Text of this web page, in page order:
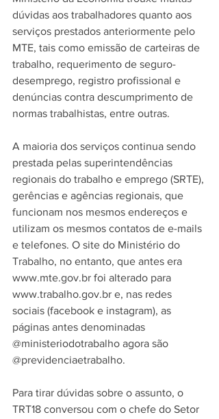
dúvidas aos trabalhadores quanto aos
serviços prestados anteriormente pelo
MTE, tais como emissão de carteiras de
trabalho, requerimento de seguro-
desemprego, registro profissional e
denúncias contra descumprimento de
normas trabalhistas, entre outras.
A maioria dos serviços continua sendo
prestada pelas superintendências
regionais do trabalho e emprego (SRTE),
gerências e agências regionais, que
funcionam nos mesmos endereços e
utilizam os mesmos contatos de e-mails
e telefones. O site do Ministério do
Trabalho, no entanto, que antes era
www.mte.gov.br foi alterado para
www.trabalho.gov.br e, nas redes
sociais (facebook e instagram), as
páginas antes denominadas
@ministeriodotrabalho agora são
@previdenciaetrabalho.
Para tirar dúvidas sobre o assunto, o
TRT18 conversou com o chefe do Setor